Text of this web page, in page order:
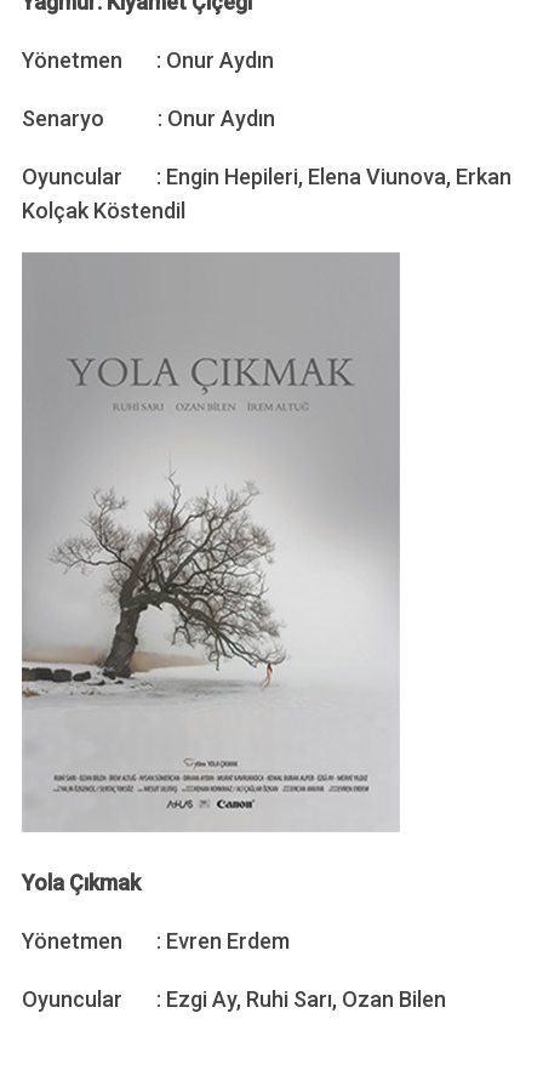
Yönetmen : Onur Aydın
Senaryo : Onur Aydın
Oyuncular : Engin Hepileri, Elena Viunova, Erkan
Kolçak Köstendil
Yola Çıkmak
Yönetmen : Evren Erdem
Oyuncular : Ezgi Ay, Ruhi Sarı, Ozan Bilen